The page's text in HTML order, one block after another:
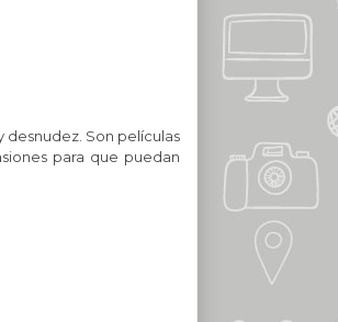
desnudez. Son películas
para que puedan